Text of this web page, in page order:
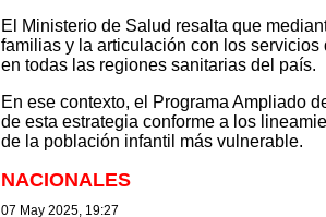
El Ministerio de Salud resalta que
familias y la articulación con los
en todas las regiones sanitarias del país.
En ese contexto, el Programa Ampliado
de esta estrategia conforme a los
de la población infantil más vulnerable.
NACIONALES
07 May 2025, 19:27